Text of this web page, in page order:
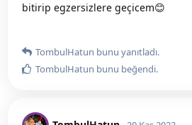
bitirip egzersizlere geçicem😊
TombulHatun bunu yanıtladı.
TombulHatun bunu beğendi.